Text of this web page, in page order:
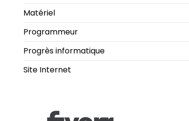
Matériel
Programmeur
Progrès informatique
Site Internet